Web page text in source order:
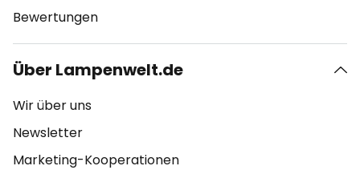
Bewertungen
Über Lampenwelt.de
Wir über uns
Newsletter
Marketing-Kooperationen